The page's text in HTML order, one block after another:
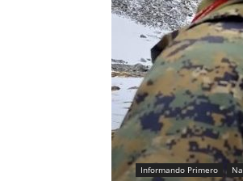
Informando Primero